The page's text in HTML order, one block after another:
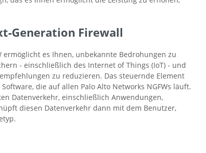
Firewall
ermöglicht es Ihnen, unbekannte Bedrohungen zu
- einschließlich des Internet of Things (IoT) - und
zu reduzieren. Das steuernde Element
die auf allen Palo Alto Networks NGFWs läuft.
Datenverkehr, einschließlich Anwendungen,
diesen Datenverkehr dann mit dem Benutzer,